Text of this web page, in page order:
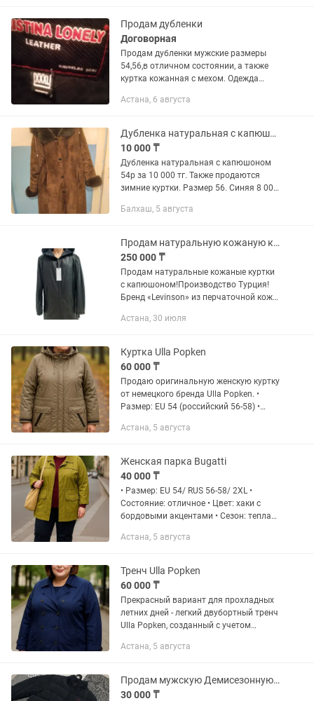
Продам дубленки
Договорная
Продам дубленки мужские размеры
54,56,в отличном состоянии, а также
куртка кожанная с мехом. Одежда
Астана, 6 августа
Дубленка натуральная с капюшоном 54р
10 000 ₸
Дубленка натуральная с капюшоном
54р за 10 000 тг. Также продаются
зимние куртки. Размер 56. Синяя 8 000
Балхаш, 5 августа
Продам натуральную кожаную куртку
250 000 ₸
Продам натуральные кожаные куртки
с капюшоном!Производство Турция!
Бренд «Levinson» из перчаточной кожи!
мужчин!Размеры есть 48 и
Астана, 30 июля
Куртка Ulla Popken
60 000 ₸
Продаю оригинальную женскую куртку
от немецкого бренда Ulla Popken. •
Размер: EU 54 (российский 56-58) •
как новая • Легкая и удобная •
Астана, 5 августа
Женская парка Bugatti
40 000 ₸
• Размер: EU 54/ RUS 56-58/ 2XL •
Состояние: отличное • Цвет: хаки с
бордовыми акцентами • Сезон: теплая
вечера Фото на модели сгенерировано
Астана, 5 августа
Тренч Ulla Popken
60 000 ₸
Прекрасный вариант для прохладных
летних дней - легкий двубортный тренч
Ulla Popken, созданный с учетом
56 • Глубокий синий цвет • Идеален для
Астана, 5 августа
Продам мужскую Демисезонную куртку бренда US Polo в хорошем состоянии.
30 000 ₸